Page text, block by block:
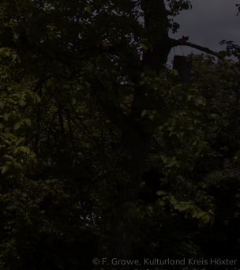
© F. Grawe, Kulturland Kreis Höxter